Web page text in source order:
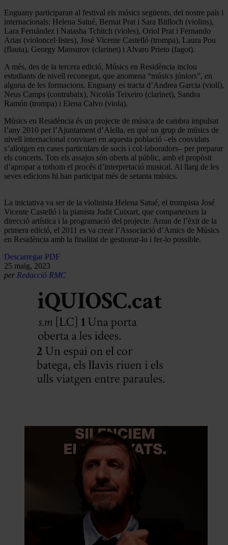
Enguany participaran al festival els músics següents, del nostre país i
internacionals: Helena Satué, Bernat Prat i Sara Bitlloch (violins),
Lara Fernández i Natasha Tchitch (violes), Oriol Prat i Fernando
Arias (violoncel·listes), José Vicente Castelló (trompa), Laura Pou
(flauta), Georgy Mansurov (clarinet) i Alvaro Prieto (fagot).
A més, des de la tercera edició, Músics en Residència inclou
estudiants de nivell reconegut, que anomena “músics júniors”, en
alguna de les formacions. Enguany es tracta d’Andrea Garcia (violí),
Neus Camps (contrabaix), Nicolás Teixeiro (clarinet), Sandra
Ramón (trompa) i Elena Calvo (viola).
Músics en Residència és un projecte de música de cambra impulsat
l’any 2010 per l’Ajuntament d’Alella, en què un grup de músics de
nivell internacional conviuen en aquesta població –els convidats
s’allotgen en cases particulars de socis i col·laboradors– per preparar
els concerts. Tots els assajos són oberts al públic, amb el propòsit
d’apropar a tothom el procés d’interpretació musical. Al llarg de les
seves edicions hi han participat més de setanta músics.
La iniciativa va ser de la violinista Helena Satué, el trompista José
Vicente Castelló i la pianista Judit Cuixart, que comparteixen la
direcció artística i la programació del projecte. Arran de l’èxit de la
primera edició, el 2011 es va crear l’Associació d’Amics de Músics
en Residència amb la finalitat de gestionar-lo i fer-lo possible.
Descarregar PDF
25 maig, 2023
per Redacció RMC